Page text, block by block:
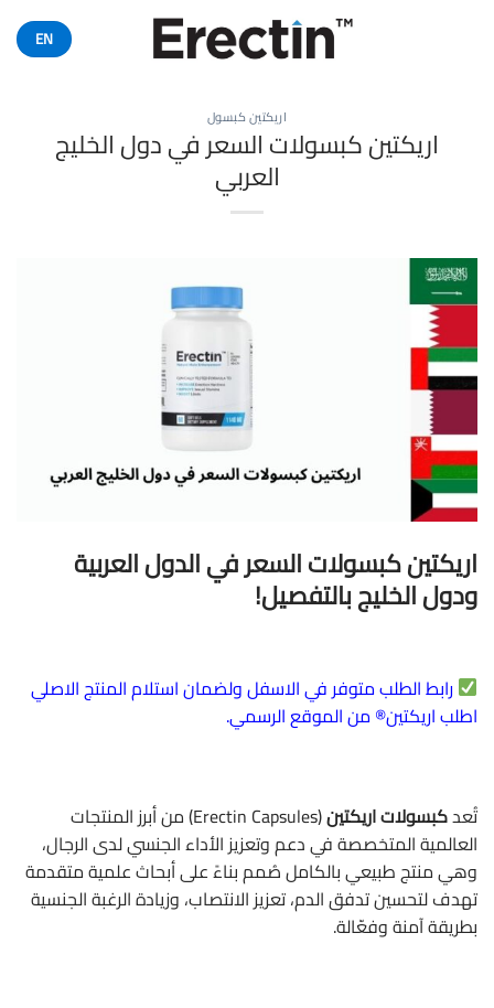
EN
اريكتين كبسول
اريكتين كبسولات السعر في دول الخليج
العربي
اريكتين كبسولات السعر في الدول العربية
ودول الخليج بالتفصيل!
رابط الطلب متوفر في الاسفل ولضمان استلام المنتج الاصلي
اطلب اريكتين® من الموقع الرسمي.
تُعدكبسولات اريكتين
(Erectin Capsules) من أبرز المنتجات
العالمية المتخصصة في دعم وتعزيز الأداء الجنسي لدى الرجال،
وهي منتج طبيعي بالكامل صُمم بناءً على أبحاث علمية متقدمة
تهدف لتحسين تدفق الدم، تعزيز الانتصاب، وزيادة الرغبة الجنسية
بطريقة آمنة وفعّالة.